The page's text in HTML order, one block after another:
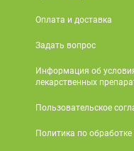
Оплата и доставка
Задать вопрос
Информация об
лекарственных
Пользовательское
Политика по